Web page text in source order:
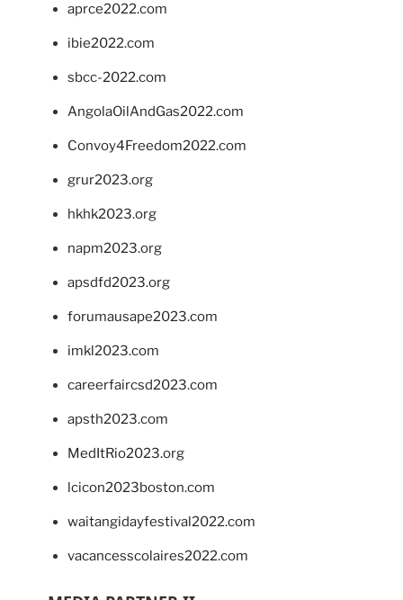
aprce2022.com
ibie2022.com
sbcc-2022.com
AngolaOilAndGas2022.com
Convoy4Freedom2022.com
grur2023.org
hkhk2023.org
napm2023.org
apsdfd2023.org
forumausape2023.com
imkl2023.com
careerfaircsd2023.com
apsth2023.com
MedItRio2023.org
lcicon2023boston.com
waitangidayfestival2022.com
vacancesscolaires2022.com